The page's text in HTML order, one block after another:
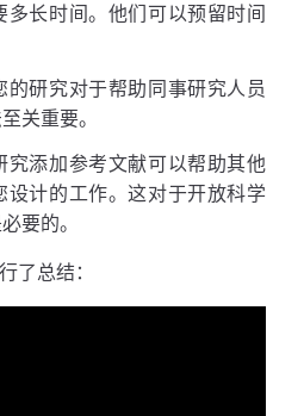
长时间。他们可以预留时间
研究对于帮助同事研究人员
关重要。
究添加参考文献可以帮助其他
设计的工作。这对于开放科学
要的。
了总结：